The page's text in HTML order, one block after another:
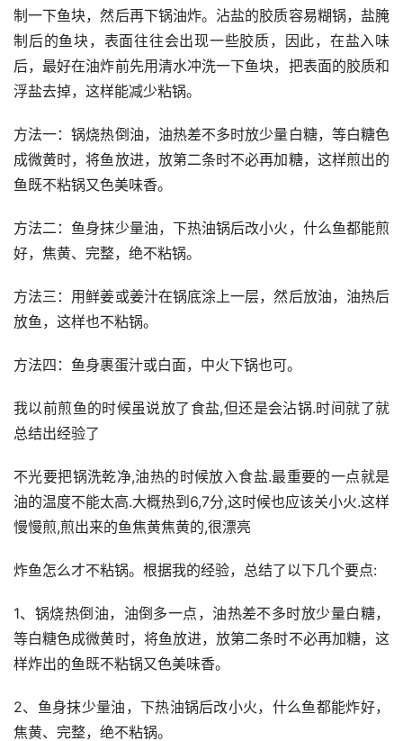
制一下鱼块，然后再下锅油炸。沾盐的胶质容易糊锅，盐腌
制后的鱼块，表面往往会出现一些胶质，因此，在盐入味
后，最好在油炸前先用清水冲洗一下鱼块，把表面的胶质和
浮盐去掉，这样能减少粘锅。
方法一：锅烧热倒油，油热差不多时放少量白糖，等白糖色
成微黄时，将鱼放进，放第二条时不必再加糖，这样煎出的
鱼既不粘锅又色美味香。
方法二：鱼身抹少量油，下热油锅后改小火，什么鱼都能煎
好，焦黄、完整，绝不粘锅。
方法三：用鲜姜或姜汁在锅底涂上一层，然后放油，油热后
放鱼，这样也不粘锅。
方法四：鱼身裹蛋汁或白面，中火下锅也可。
我以前煎鱼的时候虽说放了食盐,但还是会沾锅.时间就了就
总结出经验了
不光要把锅洗乾净,油热的时候放入食盐.最重要的一点就是
油的温度不能太高.大概热到6,7分,这时候也应该关小火.这样
慢慢煎,煎出来的鱼焦黄焦黄的,很漂亮
炸鱼怎么才不粘锅。根据我的经验，总结了以下几个要点:
1、锅烧热倒油，油倒多一点，油热差不多时放少量白糖，
等白糖色成微黄时，将鱼放进，放第二条时不必再加糖，这
样炸出的鱼既不粘锅又色美味香。
2、鱼身抹少量油，下热油锅后改小火，什么鱼都能炸好，
焦黄、完整，绝不粘锅。